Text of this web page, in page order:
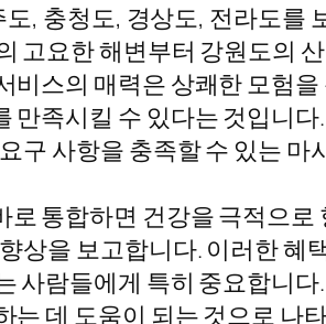
, 충청도, 경상도, 전라도를
고요한 해변부터 강원도의
비스의 매력은 상쾌한 모험
만족시킬 수 있다는 것입니
구 사항을 충족할 수 있는
로 통합하면 건강을 극적으
상을 보고합니다. 이러한
사람들에게 특히 중요합니
는 데 도움이 되는 것으로